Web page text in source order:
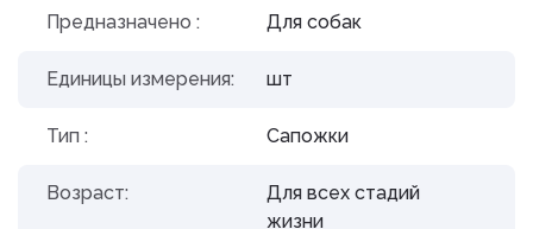
Предназначено : Для собак
Единицы измерения: шт
Тип : Сапожки
Возраст:
Для всех стадий
жизни